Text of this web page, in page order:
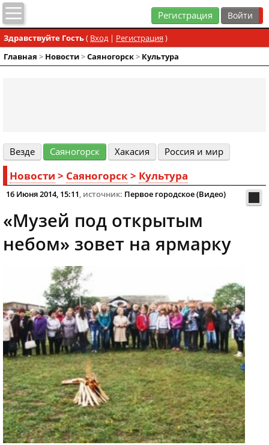
Регистрация
Здравствуйте Гость( Вход| Регистрация )
Главная > Новости>Cаяногорск> Культура
Везде Cаяногорск Хакасия Россия и мир
Новости > Cаяногорск> Культура
16 Июня 2014, 15:11, источник: Первое городское (Видео)
«Музей под открытым
небом» зовет на ярмарку